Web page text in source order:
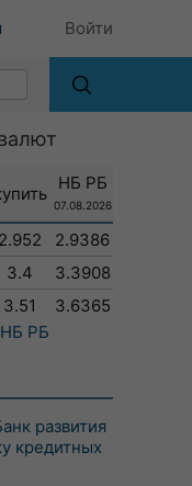
Войти
НБ РБ
07.08.2026
2.952
2.9386
3.4
3.3908
3.51
3.6365
НБ РБ
развития
кредитных